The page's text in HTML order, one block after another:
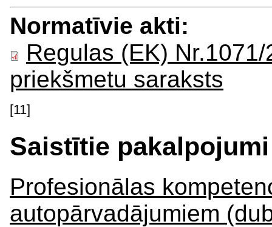
Normatīvie akti:
Regulas (EK)
priekšmetu saraksts
[11]
Saistītie pakalpojumi
Profesionālas
autopārvadājumiem